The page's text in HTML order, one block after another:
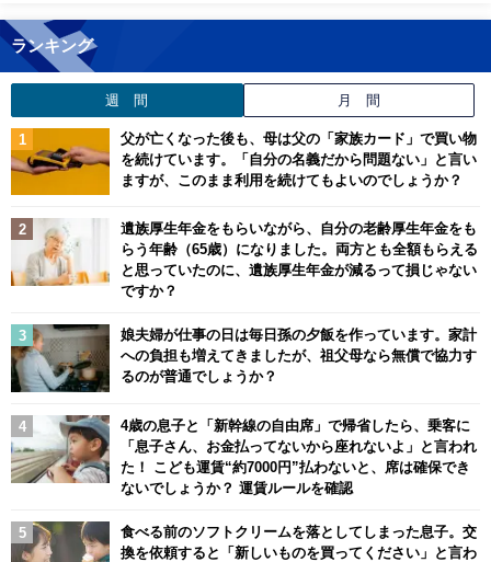
ランキング
週 間 月 間
父が亡くなった後も、母は父の「家族カード」で買い物
を続けています。「自分の名義だから問題ない」と言い
ますが、このまま利用を続けてもよいのでしょうか？
遺族厚生年金をもらいながら、自分の老齢厚生年金をも
らう年齢（65歳）になりました。両方とも全額もらえる
と思っていたのに、遺族厚生年金が減るって損じゃない
ですか？
娘夫婦が仕事の日は毎日孫の夕飯を作っています。家計
への負担も増えてきましたが、祖父母なら無償で協力す
るのが普通でしょうか？
4歳の息子と「新幹線の自由席」で帰省したら、乗客に
「息子さん、お金払ってないから座れないよ」と言われ
た！ こども運賃“約7000円”払わないと、席は確保でき
ないでしょうか？ 運賃ルールを確認
食べる前のソフトクリームを落としてしまった息子。交
換を依頼すると「新しいものを買ってください」と言わ